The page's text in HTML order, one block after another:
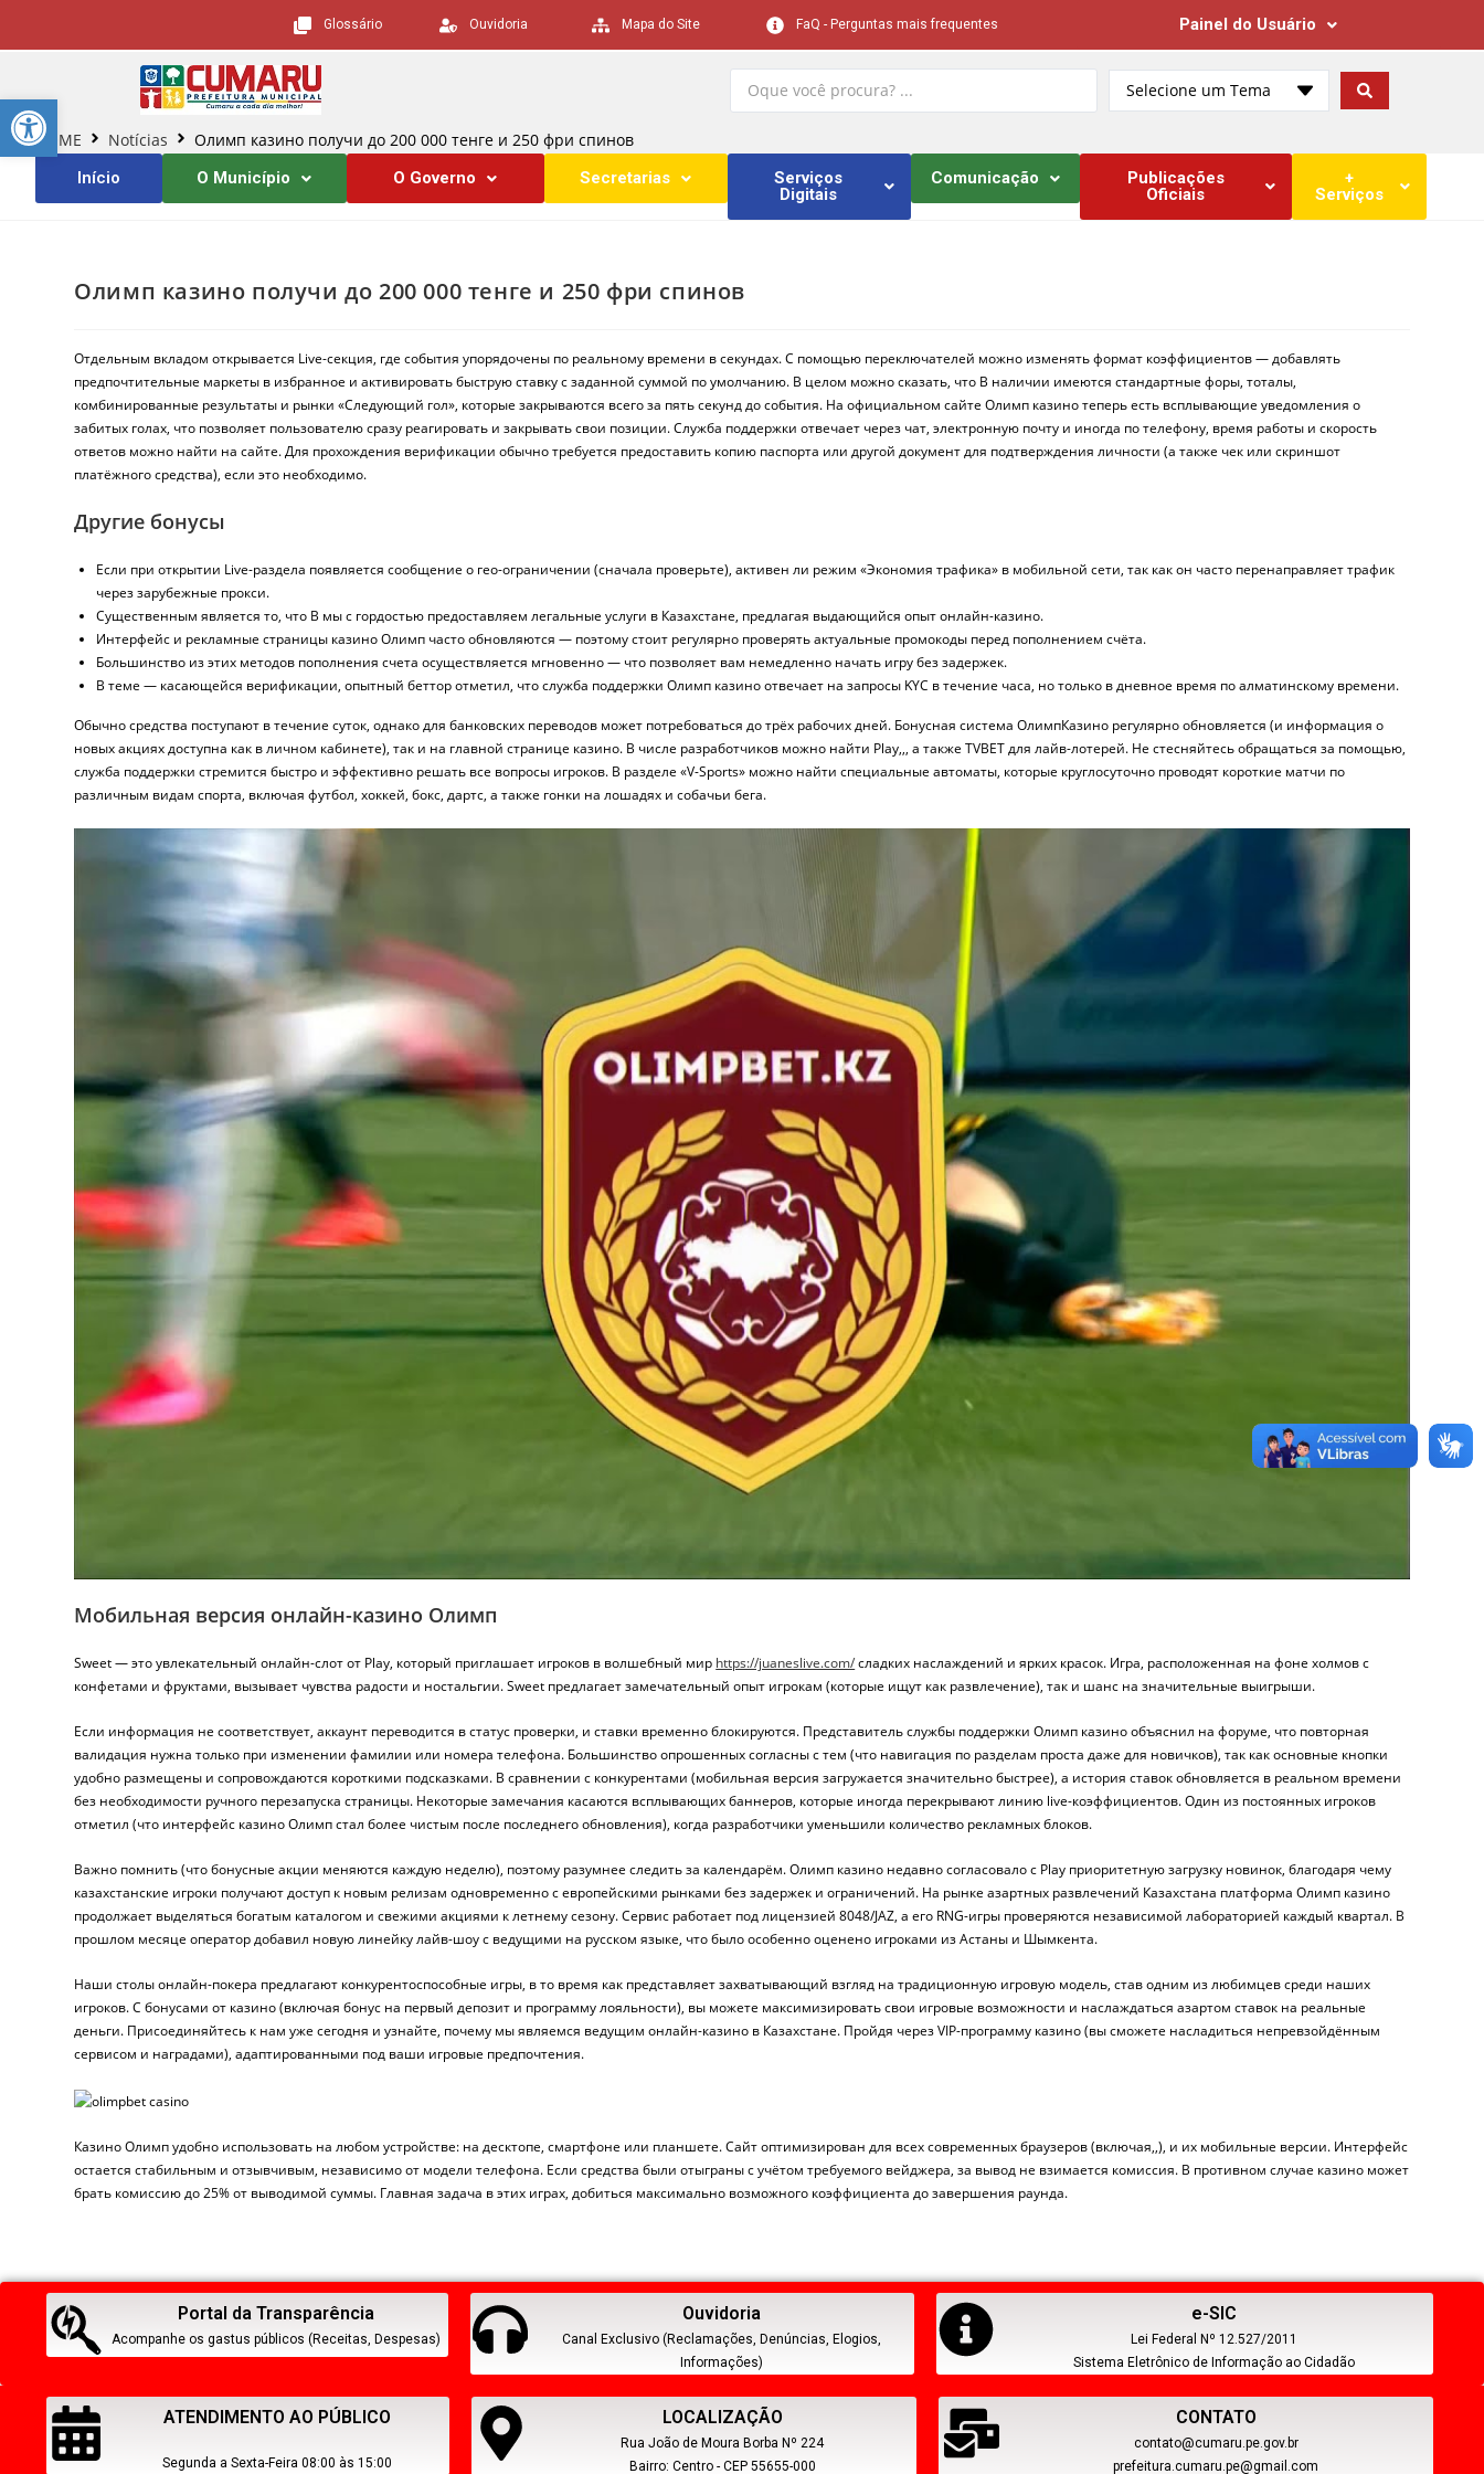
Barra de Ferramentas Aberta
Glossário Ouvidoria Mapa do Site FaQ - Perguntas mais frequentes Painel do Usuário
Selecione um Tema
HOME Notícias Олимп казино получи до 200 000 тенге и 250 фри спинов
Início O Município O Governo Secretarias
Serviços
Digitais
Comunicação
Publicações
Oficiais
+
Serviços
Олимп казино получи до 200 000 тенге и 250 фри спинов
Отдельным вкладом открывается Live-секция, где события упорядочены по реальному времени в секундах. С помощью переключателей можно изменять формат коэффициентов — добавлять
предпочтительные маркеты в избранное и активировать быструю ставку с заданной суммой по умолчанию. В целом можно сказать, что В наличии имеются стандартные форы, тоталы,
комбинированные результаты и рынки «Следующий гол», которые закрываются всего за пять секунд до события. На официальном сайте Олимп казино теперь есть всплывающие уведомления о
забитых голах, что позволяет пользователю сразу реагировать и закрывать свои позиции. Служба поддержки отвечает через чат, электронную почту и иногда по телефону, время работы и скорость
ответов можно найти на сайте. Для прохождения верификации обычно требуется предоставить копию паспорта или другой документ для подтверждения личности (а также чек или скриншот
платёжного средства), если это необходимо.
Другие бонусы
Если при открытии Live-раздела появляется сообщение о гео-ограничении (сначала проверьте), активен ли режим «Экономия трафика» в мобильной сети, так как он часто перенаправляет трафик
через зарубежные прокси.
Существенным является то, что В мы с гордостью предоставляем легальные услуги в Казахстане, предлагая выдающийся опыт онлайн-казино.
Интерфейс и рекламные страницы казино Олимп часто обновляются — поэтому стоит регулярно проверять актуальные промокоды перед пополнением счёта.
Большинство из этих методов пополнения счета осуществляется мгновенно — что позволяет вам немедленно начать игру без задержек.
В теме — касающейся верификации, опытный беттор отметил, что служба поддержки Олимп казино отвечает на запросы KYC в течение часа, но только в дневное время по алматинскому времени.
Обычно средства поступают в течение суток, однако для банковских переводов может потребоваться до трёх рабочих дней. Бонусная система ОлимпКазино регулярно обновляется (и информация о
новых акциях доступна как в личном кабинете), так и на главной странице казино. В числе разработчиков можно найти Play,,, а также TVBET для лайв-лотерей. Не стесняйтесь обращаться за помощью,
служба поддержки стремится быстро и эффективно решать все вопросы игроков. В разделе «V-Sports» можно найти специальные автоматы, которые круглосуточно проводят короткие матчи по
различным видам спорта, включая футбол, хоккей, бокс, дартс, а также гонки на лошадях и собачьи бега.
Мобильная версия онлайн-казино Олимп
Sweet — это увлекательный онлайн-слот от Play, который приглашает игроков в волшебный мир https://juaneslive.com/сладких наслаждений и ярких красок. Игра, расположенная на фоне холмов с
конфетами и фруктами, вызывает чувства радости и ностальгии. Sweet предлагает замечательный опыт игрокам (которые ищут как развлечение), так и шанс на значительные выигрыши.
Если информация не соответствует, аккаунт переводится в статус проверки, и ставки временно блокируются. Представитель службы поддержки Олимп казино объяснил на форуме, что повторная
валидация нужна только при изменении фамилии или номера телефона. Большинство опрошенных согласны с тем (что навигация по разделам проста даже для новичков), так как основные кнопки
удобно размещены и сопровождаются короткими подсказками. В сравнении с конкурентами (мобильная версия загружается значительно быстрее), а история ставок обновляется в реальном времени
без необходимости ручного перезапуска страницы. Некоторые замечания касаются всплывающих баннеров, которые иногда перекрывают линию live-коэффициентов. Один из постоянных игроков
отметил (что интерфейс казино Олимп стал более чистым после последнего обновления), когда разработчики уменьшили количество рекламных блоков.
Важно помнить (что бонусные акции меняются каждую неделю), поэтому разумнее следить за календарём. Олимп казино недавно согласовало с Play приоритетную загрузку новинок, благодаря чему
казахстанские игроки получают доступ к новым релизам одновременно с европейскими рынками без задержек и ограничений. На рынке азартных развлечений Казахстана платформа Олимп казино
продолжает выделяться богатым каталогом и свежими акциями к летнему сезону. Сервис работает под лицензией 8048/JAZ, а его RNG-игры проверяются независимой лабораторией каждый квартал. В
прошлом месяце оператор добавил новую линейку лайв-шоу с ведущими на русском языке, что было особенно оценено игроками из Астаны и Шымкента.
Наши столы онлайн-покера предлагают конкурентоспособные игры, в то время как представляет захватывающий взгляд на традиционную игровую модель, став одним из любимцев среди наших
игроков. С бонусами от казино (включая бонус на первый депозит и программу лояльности), вы можете максимизировать свои игровые возможности и наслаждаться азартом ставок на реальные
деньги. Присоединяйтесь к нам уже сегодня и узнайте, почему мы являемся ведущим онлайн-казино в Казахстане. Пройдя через VIP-программу казино (вы сможете насладиться непревзойдённым
сервисом и наградами), адаптированными под ваши игровые предпочтения.
Казинo Олимп удобно использовать на любом устройстве: на десктопе, смартфоне или планшете. Сайт оптимизирован для всех современных браузеров (включая,,), и их мобильные версии. Интерфейс
остается стабильным и отзывчивым, независимо от модели телефона. Если средства были отыграны с учётом требуемого вейджера, за вывод не взимается комиссия. В противном случае казино может
брать комиссию до 25% от выводимой суммы. Главная задача в этих играх, добиться максимально возможного коэффициента до завершения раунда.
Portal da Transparência
Acompanhe os gastus públicos (Receitas, Despesas)
Ouvidoria
Canal Exclusivo (Reclamações, Denúncias, Elogios,
Informações)
e-SIC
Lei Federal Nº 12.527/2011
Sistema Eletrônico de Informação ao Cidadão
ATENDIMENTO AO PÚBLICO
Segunda a Sexta-Feira 08:00 às 15:00
LOCALIZAÇÃO
Rua João de Moura Borba Nº 224
Bairro: Centro - CEP 55655-000
CONTATO
contato@cumaru.pe.gov.br
prefeitura.cumaru.pe@gmail.com